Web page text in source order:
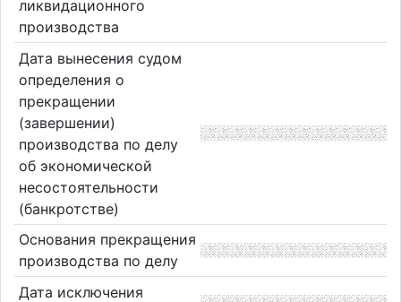
ликвидационного
производства
Дата вынесения судом
определения о
прекращении
(завершении)
производства по делу
об экономической
несостоятельности
(банкротстве)
Основания прекращения
производства по делу
Дата исключения